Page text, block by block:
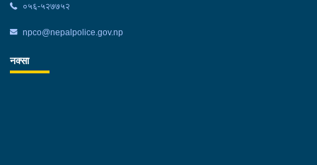
०५६-५२७७५२
npco@nepalpolice.gov.np
नक्सा